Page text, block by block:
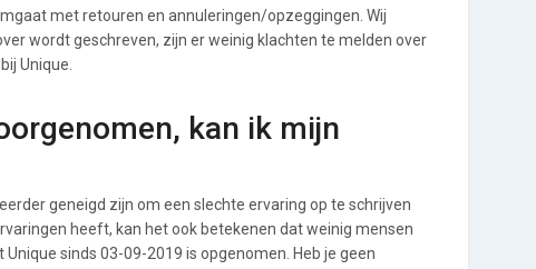
met retouren en annuleringen/opzeggingen. Wij
wordt geschreven, zijn er weinig klachten te melden over
Unique.
kan ik mijn
geneigd zijn om een slechte ervaring op te schrijven
heeft, kan het ook betekenen dat weinig mensen
sinds 03-09-2019 is opgenomen. Heb je geen